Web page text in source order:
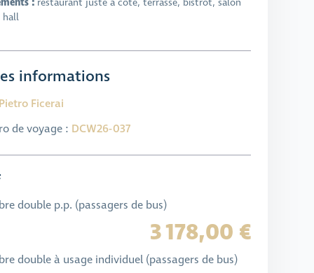
restaurant juste à côté, terrasse, bistrot, salon
hall
informations
Ficerai
de voyage : DCW26-037
double p.p. (passagers de bus)
3 178,00 €
double à usage individuel (passagers de bus)